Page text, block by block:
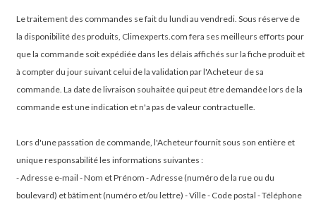
Le traitement des commandes se fait du lundi au vendredi. Sous réserve de
la disponibilité des produits, Climexperts.com fera ses meilleurs efforts pour
que la commande soit expédiée dans les délais affichés sur la fiche produit et
à compter du jour suivant celui de la validation par l'Acheteur de sa
commande. La date de livraison souhaitée qui peut être demandée lors de la
commande est une indication et n'a pas de valeur contractuelle.
Lors d'une passation de commande, l'Acheteur fournit sous son entière et
unique responsabilité les informations suivantes :
- Adresse e-mail - Nom et Prénom - Adresse (numéro de la rue ou du
boulevard) et bâtiment (numéro et/ou lettre) - Ville - Code postal - Téléphone